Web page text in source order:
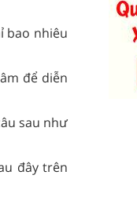
bao nhiêu
để diễn
sau như
đây trên